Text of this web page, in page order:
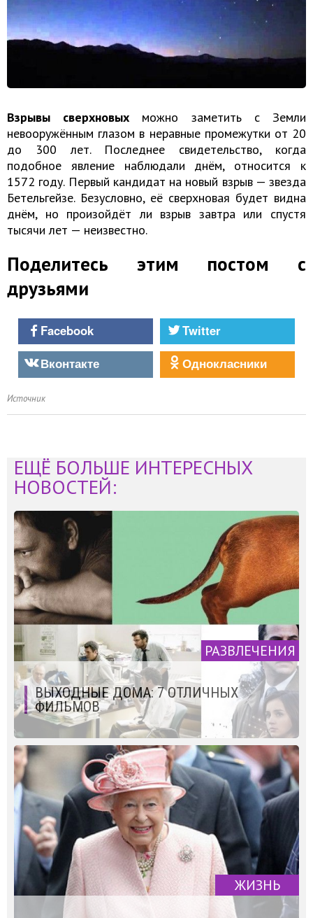
Взрывы сверхновых можно заметить с Земли
невооружённым глазом в неравные промежутки от 20
до 300 лет. Последнее свидетельство, когда
подобное явление наблюдали днём, относится к
1572 году. Первый кандидат на новый взрыв — звезда
Бетельгейзе. Безусловно, её сверхновая будет видна
днём, но произойдёт ли взрыв завтра или спустя
тысячи лет — неизвестно.
Поделитесь этим постом с
друзьями
Facebook
Twitter
Вконтакте
Однокласники
Источник
ЕЩЁ БОЛЬШЕ ИНТЕРЕСНЫХ
НОВОСТЕЙ:
РАЗВЛЕЧЕНИЯ
ВЫХОДНЫЕ ДОМА: 7 ОТЛИЧНЫХ
ФИЛЬМОВ
ЖИЗНЬ